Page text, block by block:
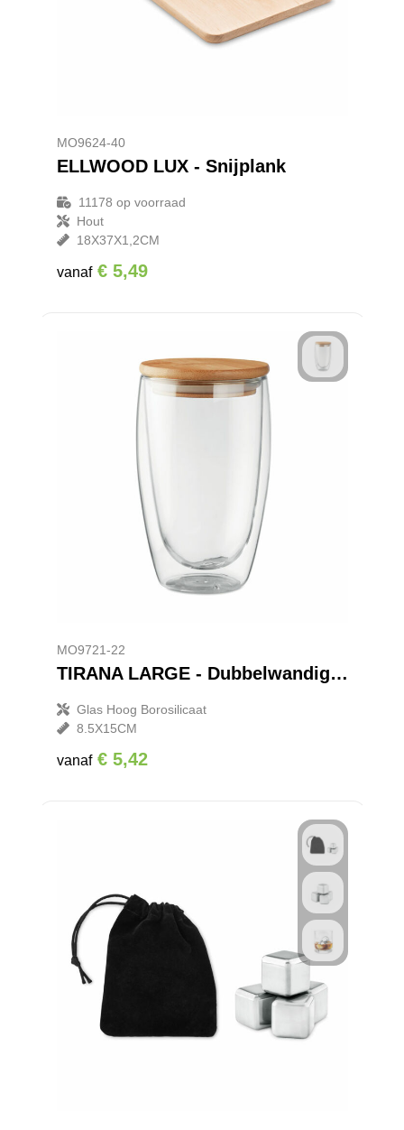
MO9624-40
ELLWOOD LUX - Snijplank
11178 op voorraad
Hout
18X37X1,2CM
vanaf € 5,49
MO9721-22
TIRANA LARGE - Dubbelwandig drinkglas 450ml
Glas Hoog Borosilicaat
8.5X15CM
vanaf € 5,42